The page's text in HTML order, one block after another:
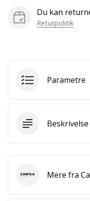
Vis alle
artikler
Du kan
Returpolitik
Parametre
Beskrivelse
CawilaMere fra